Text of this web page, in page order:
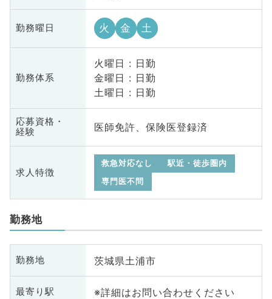
勤務曜日 火 金 土
勤務体系
火曜日 : 日勤
金曜日 : 日勤
土曜日 : 日勤
応募資格・
経験
医師免許、保険医登録済
求人特徴
救急対応なし
駅近・徒歩圏内
専門医不問
勤務地
勤務地 茨城県土浦市
最寄り駅 ※詳細はお問い合わせください